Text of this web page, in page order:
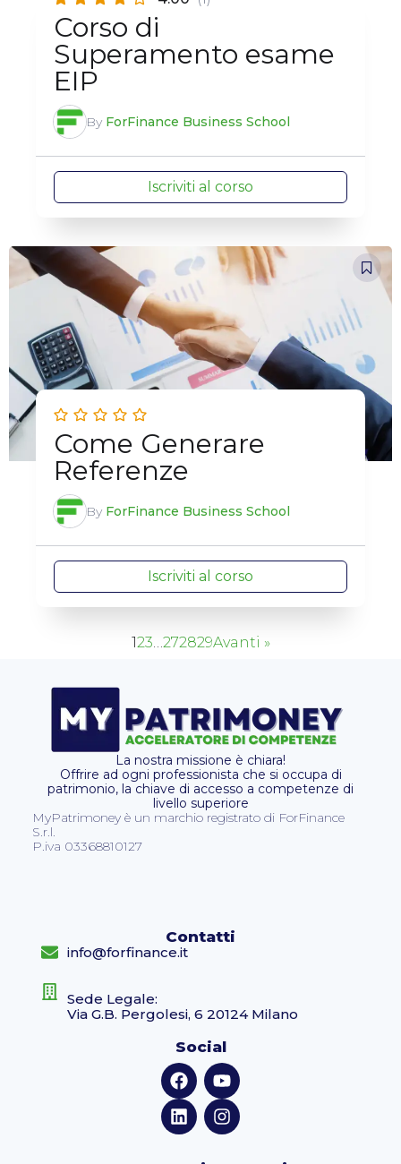
Corso di
Superamento esame
EIP
By ForFinance Business School
Iscriviti al corso
Come Generare
Referenze
By ForFinance Business School
Iscriviti al corso
123…272829Avanti »
La nostra missione è chiara!
Offrire ad ogni professionista che si occupa di
patrimonio, la chiave di accesso a competenze di
livello superiore
MyPatrimoney è un marchio registrato di ForFinance
S.r.l.
P.iva 03368810127
Contatti
info@forfinance.it
Sede Legale:
Via G.B. Pergolesi, 6 20124 Milano
Social